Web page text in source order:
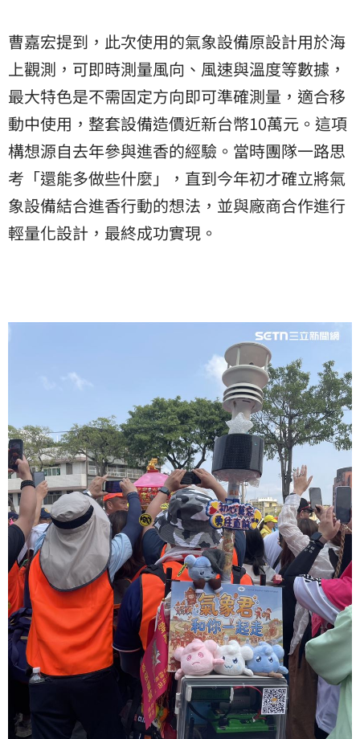
曹嘉宏提到，此次使用的氣象設備原設計用於海
上觀測，可即時測量風向、風速與溫度等數據，
最大特色是不需固定方向即可準確測量，適合移
動中使用，整套設備造價近新台幣10萬元。這項
構想源自去年參與進香的經驗。當時團隊一路思
考「還能多做些什麼」，直到今年初才確立將氣
象設備結合進香行動的想法，並與廠商合作進行
輕量化設計，最終成功實現。